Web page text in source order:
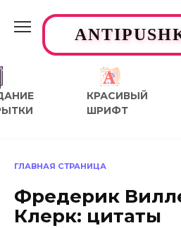
содержанию
КРАСИВЫЙ
ШРИФТ
ГЛАВНАЯ СТРАНИЦА
Фредерик
Клерк: цитаты